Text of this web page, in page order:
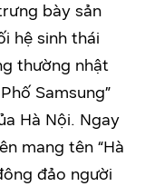
bày sản
hệ sinh thái
thường nhật
Samsung”
Hà Nội. Ngay
mang tên “Hà
đảo người